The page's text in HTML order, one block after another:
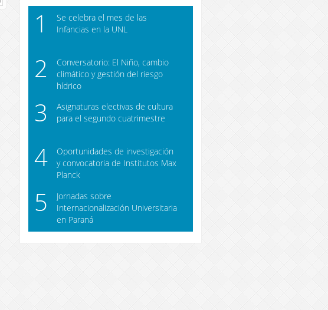
1
Se celebra el mes de las
Infancias en la UNL
2
Conversatorio: El Niño, cambio
climático y gestión del riesgo
hídrico
3
Asignaturas electivas de cultura
para el segundo cuatrimestre
4
Oportunidades de investigación
y convocatoria de Institutos Max
Planck
5
Jornadas sobre
Internacionalización Universitaria
en Paraná